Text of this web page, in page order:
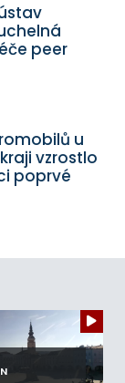
peer
u
vzrostlo
poprvé